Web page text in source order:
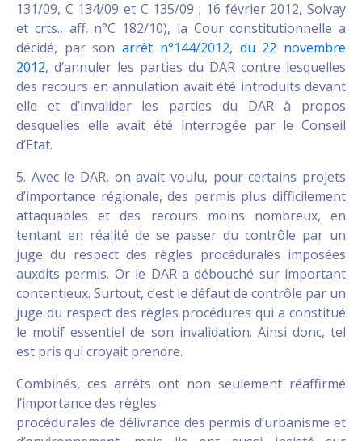
131/09, C 134/09 et C 135/09 ; 16 février 2012, Solvay
et crts., aff. n°C 182/10), la Cour constitutionnelle a
décidé, par sonarrêt n°144/2012, du 22 novembre
2012, d’annuler les parties du DAR contre lesquelles
des recours en annulation avait été introduits devant
elle et d’invalider les parties du DAR à propos
desquelles elle avait été interrogée par le Conseil
d’Etat.
5. Avec le DAR, on avait voulu, pour certains projets
d’importance régionale, des permis plus difficilement
attaquables et des recours moins nombreux, en
tentant en réalité de se passer du contrôle par un
juge du respect des règles procédurales imposées
auxdits permis. Or le DAR a débouché sur important
contentieux. Surtout, c’est le défaut de contrôle par un
juge du respect des règles procédures qui a constitué
le motif essentiel de son invalidation. Ainsi donc, tel
est pris qui croyait prendre.
Combinés, ces arrêts ont non seulement réaffirmé
l’importance des règles
procédurales de délivrance des permis d’urbanisme et